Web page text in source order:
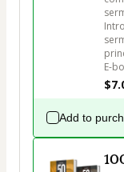
E-
Add to